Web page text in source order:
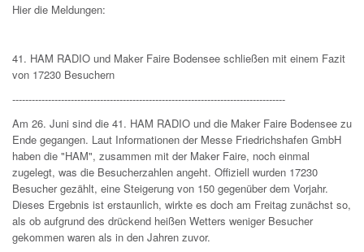
Hier die Meldungen:
41. HAM RADIO und Maker Faire Bodensee schließen mit einem Fazit
von 17230 Besuchern
------------------------------------------------------------------------------------
Am 26. Juni sind die 41. HAM RADIO und die Maker Faire Bodensee zu
Ende gegangen. Laut Informationen der Messe Friedrichshafen GmbH
haben die "HAM", zusammen mit der Maker Faire, noch einmal
zugelegt, was die Besucherzahlen angeht. Offiziell wurden 17230
Besucher gezählt, eine Steigerung von 150 gegenüber dem Vorjahr.
Dieses Ergebnis ist erstaunlich, wirkte es doch am Freitag zunächst so,
als ob aufgrund des drückend heißen Wetters weniger Besucher
gekommen waren als in den Jahren zuvor.